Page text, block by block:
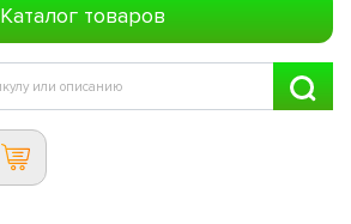
Каталог товаров